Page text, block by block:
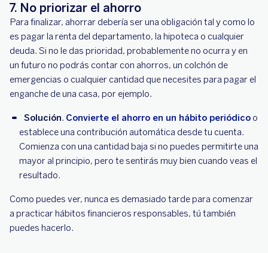
7. No priorizar el ahorro
Para finalizar, ahorrar debería ser una obligación tal y como lo
es pagar la renta del departamento, la hipoteca o cualquier
deuda. Si no le das prioridad, probablemente no ocurra y en
un futuro no podrás contar con ahorros, un colchón de
emergencias o cualquier cantidad que necesites para pagar el
enganche de una casa, por ejemplo.
Solución. Convierte el ahorro en un hábito periódico o
establece una contribución automática desde tu cuenta.
Comienza con una cantidad baja si no puedes permitirte una
mayor al principio, pero te sentirás muy bien cuando veas el
resultado.
Como puedes ver, nunca es demasiado tarde para comenzar
a practicar hábitos financieros responsables, tú también
puedes hacerlo.